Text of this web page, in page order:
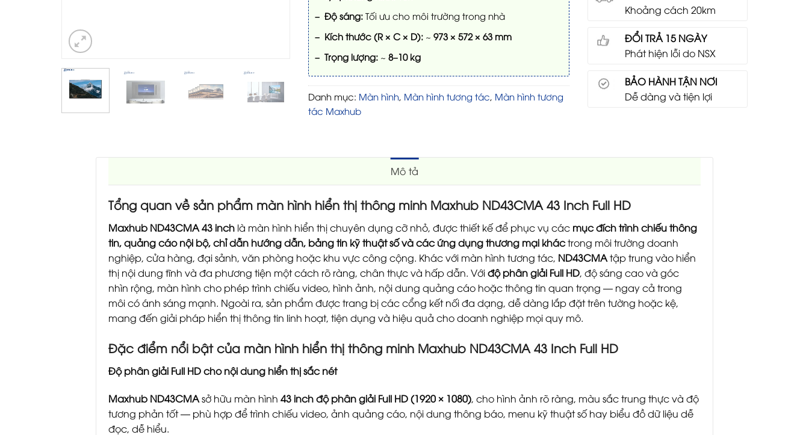
– Độ sáng:Tối ưu cho môi trường trong nhà
– Kích thước (R × C × D):~ 973 × 572 × 63 mm
– Trọng lượng:~ 8–10 kg
Danh mục: Màn hình, Màn hình tương tác, Màn hình tương
tác Maxhub
Khoảng cách 20km
ĐỔI TRẢ 15 NGÀY
Phát hiện lỗi do NSX
BẢO HÀNH TẬN NƠI
Dễ dàng và tiện lợi
Mô tả
Tổng quan về sản phẩm màn hình hiển thị thông minh Maxhub ND43CMA 43 Inch Full HD
Maxhub ND43CMA 43 inch là màn hình hiển thị chuyên dụng cỡ nhỏ, được thiết kế để phục vụ các mục đích trình chiếu thông
tin, quảng cáo nội bộ, chỉ dẫn hướng dẫn, bảng tin kỹ thuật số và các ứng dụng thương mại kháctrong môi trường doanh
nghiệp, cửa hàng, đại sảnh, văn phòng hoặc khu vực công cộng. Khác với màn hình tương tác, ND43CMAtập trung vào hiển
thị nội dung tĩnh và đa phương tiện một cách rõ ràng, chân thực và hấp dẫn. Vớiđộ phân giải Full HD, độ sáng cao và góc
nhìn rộng, màn hình cho phép trình chiếu video, hình ảnh, nội dung quảng cáo hoặc thông tin quan trọng — ngay cả trong
môi có ánh sáng mạnh. Ngoài ra, sản phẩm được trang bị các cổng kết nối đa dạng, dễ dàng lắp đặt trên tường hoặc kệ,
mang đến giải pháp hiển thị thông tin linh hoạt, tiện dụng và hiệu quả cho doanh nghiệp mọi quy mô.
Đặc điểm nổi bật của màn hình hiển thị thông minh Maxhub ND43CMA 43 Inch Full HD
Độ phân giải Full HD cho nội dung hiển thị sắc nét
Maxhub ND43CMAsở hữu màn hình 43 inch độ phân giải Full HD (1920 × 1080), cho hình ảnh rõ ràng, màu sắc trung thực và độ
tương phản tốt — phù hợp để trình chiếu video, ảnh quảng cáo, nội dung thông báo, menu kỹ thuật số hay biểu đồ dữ liệu dễ
đọc, dễ hiểu.